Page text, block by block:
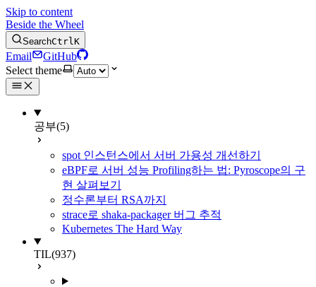
Skip to content
Beside the Wheel
SearchCtrlK
Email
GitHub
Select theme
공부(5)
spot 인스턴스에서 서버 가용성 개선하기
eBPF로 서버 성능 Profiling하는 법: Pyroscope의 구
현 살펴보기
정수론부터 RSA까지
strace로 shaka-packager 버그 추적
Kubernetes The Hard Way
TIL(937)